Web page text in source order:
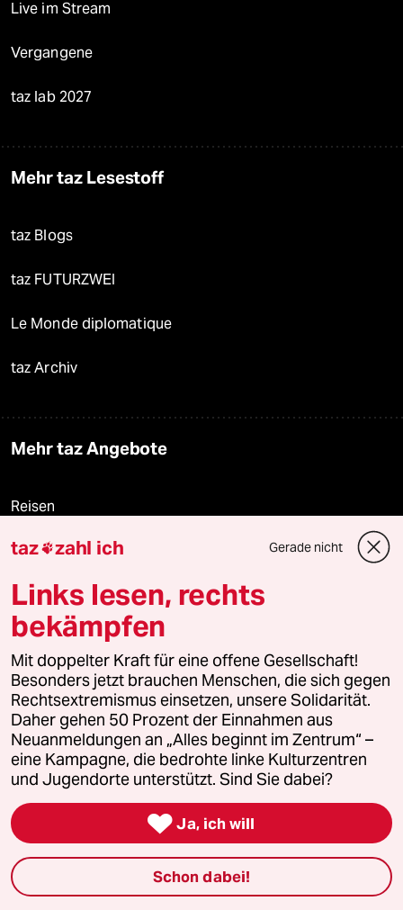
Live im Stream
Vergangene
taz lab 2027
Mehr taz Lesestoff
taz Blogs
taz FUTURZWEI
Le Monde diplomatique
taz Archiv
Mehr taz Angebote
Reisen
Kantine
Shop
Anzeigen
Fragen & Hilfe
Feedback
Aboservice
ePaper Login
taz zahl ich Gerade nicht
Links lesen, rechts
bekämpfen
Mit doppelter Kraft für eine offene Gesellschaft!
Besonders jetzt brauchen Menschen, die sich gegen
Rechtsextremismus einsetzen, unsere Solidarität.
Daher gehen 50 Prozent der Einnahmen aus
Neuanmeldungen an „Alles beginnt im Zentrum“ –
eine Kampagne, die bedrohte linke Kulturzentren
und Jugendorte unterstützt. Sind Sie dabei?
 Ja, ich will
Schon dabei!